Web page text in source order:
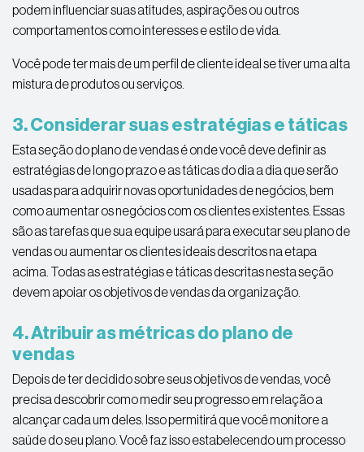
podem influenciar suas atitudes, aspirações ou outros
comportamentos como interesses e estilo de vida.
Você pode ter mais de um perfil de cliente ideal se tiver uma alta
mistura de produtos ou serviços.
3. Considerar suas estratégias e táticas
Esta seção do plano de vendas é onde você deve definir as
estratégias de longo prazo e as táticas do dia a dia que serão
usadas para adquirir novas oportunidades de negócios, bem
como aumentar os negócios com os clientes existentes. Essas
são as tarefas que sua equipe usará para executar seu plano de
vendas ou aumentar os clientes ideais descritos na etapa
acima. Todas as estratégias e táticas descritas nesta seção
devem apoiar os objetivos de vendas da organização.
4. Atribuir as métricas do plano de
vendas
Depois de ter decidido sobre seus objetivos de vendas, você
precisa descobrir como medir seu progresso em relação a
alcançar cada um deles. Isso permitirá que você monitore a
saúde do seu plano. Você faz isso estabelecendo um processo